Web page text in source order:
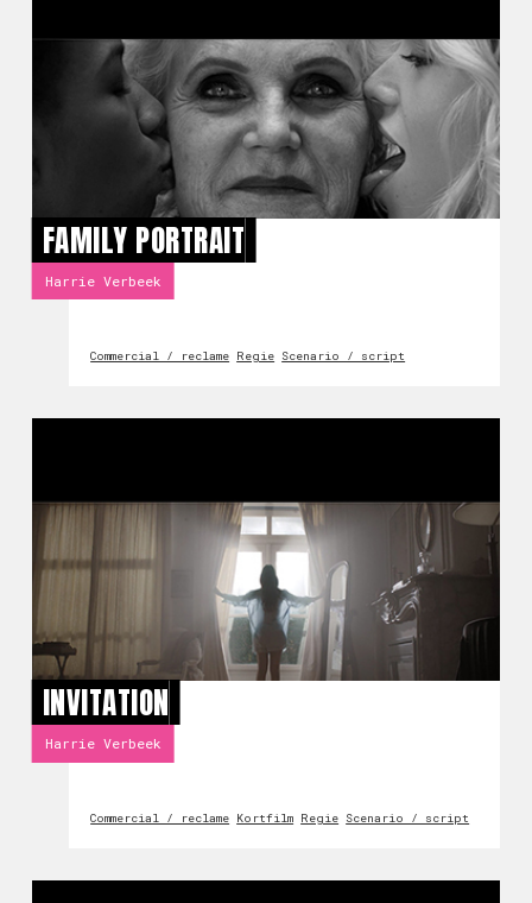
FAMILY PORTRAIT
Harrie Verbeek
Commercial / reclame Regie Scenario / script
INVITATION
Harrie Verbeek
Commercial / reclame Kortfilm Regie Scenario / script